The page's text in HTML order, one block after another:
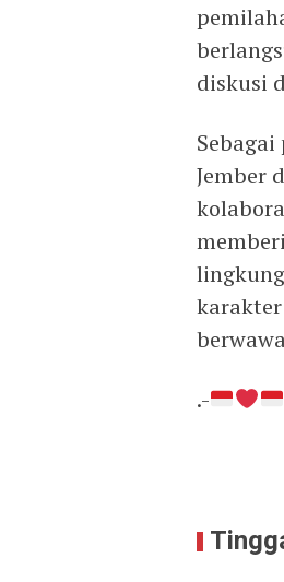
diskusi
Jember
.-